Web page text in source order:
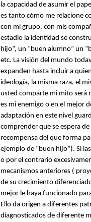
la capacidad de asumir el
es tanto cómo me relacione
con mi grupo, con mis
estadio la identidad se
hijo”, un “buen alumno” un
etc. La visión del mundo
expanden hasta incluir a
ideología, la misma raza, el
usted comparte mi mito será
es mi enemigo o en el mejor
adaptación en este nivel
comprender que se espera
recompensa del que forma
ejemplo de “buen hijo”). Si
o por el contrario
mecanismos anteriores (
de su crecimiento
mejor le haya funcionado
Ello da origen a diferentes
diagnosticados de diferente